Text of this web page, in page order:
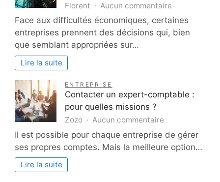
Florent Aucun commentaire
5
décisions
qui
entreprise
Face aux difficultés économiques, certaines
entreprises prennent des décisions qui, bien
que semblant appropriées sur…
Lire la suite
ENTREPRISE
Contacter un expert-comptable :
pour quelles missions ?
Zozo Aucun commentaire
Contacter
un
expert-
Il est possible pour chaque entreprise de gérer
ses propres comptes. Mais la meilleure option…
Lire la suite